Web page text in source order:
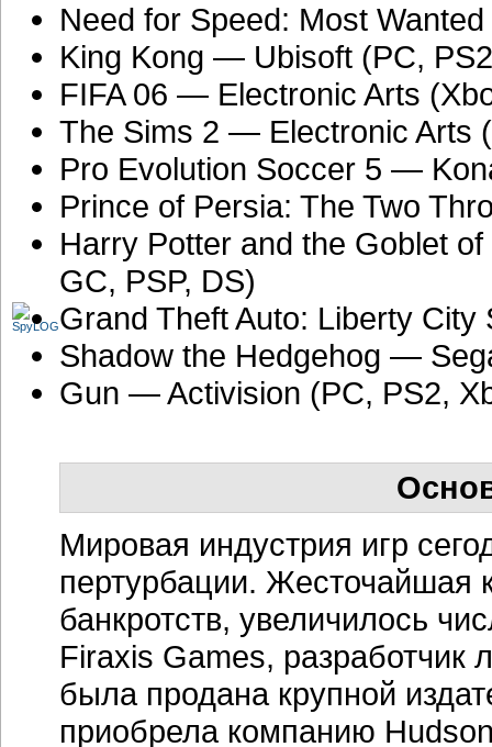
Need for Speed: Most
King Kong — Ubisoft (PC,
FIFA 06 — Electronic Arts
The Sims 2 — Electronic Arts
Pro Evolution Soccer 5 —
Prince of Persia: The Two
Harry Potter and the Goblet
GC, PSP, DS)
Grand Theft Auto: Liberty
Shadow the Hedgehog —
Gun — Activision (PC, PS2,
Мировая индустрия игр
пертурбации. Жесточайшая
банкротств, увеличилось
Firaxis Games, разработчик
была продана крупной
приобрела компанию